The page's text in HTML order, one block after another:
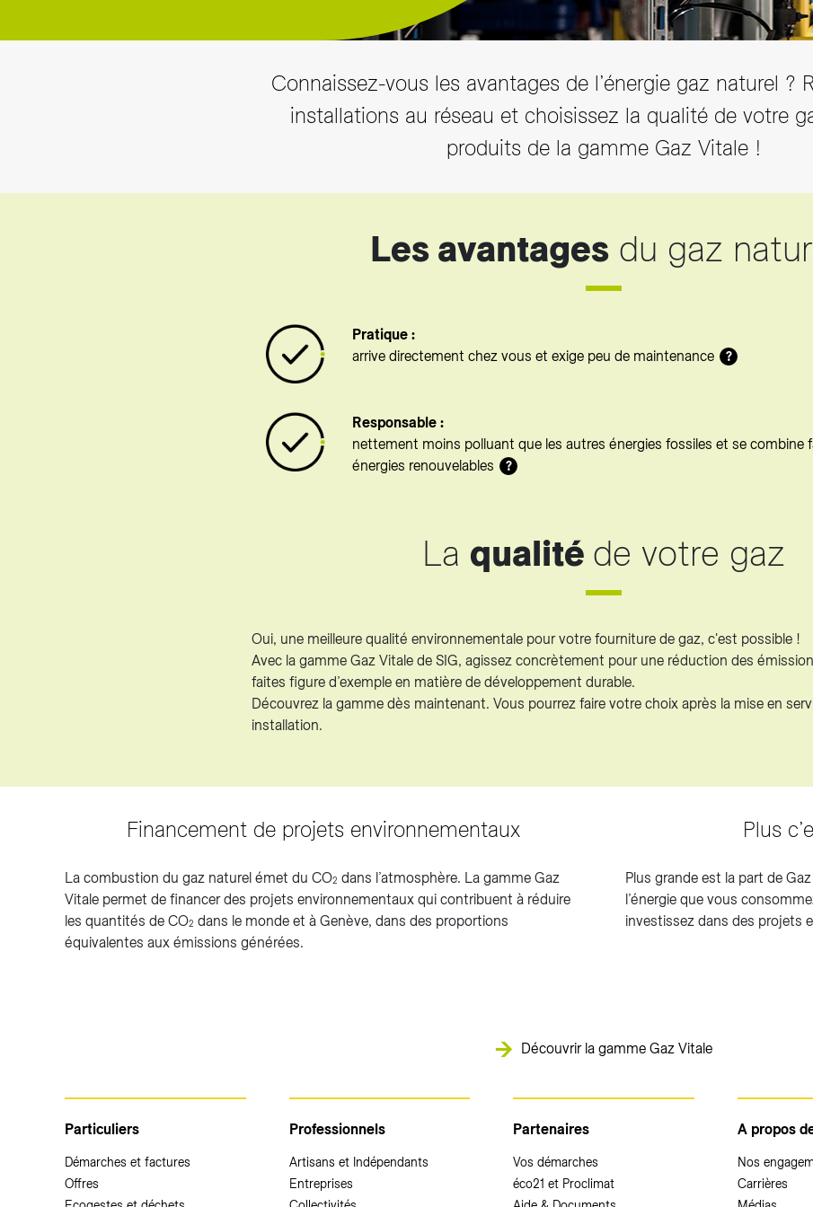
Connaissez-vous les avantages de l’énergie gaz naturel ?
installations au réseau et choisissez la qualité de votre
produits de la gamme Gaz Vitale !
Les avantagesdu gaz
Pratique :
arrive directement chez vous et exige peu de maintenance
?
Responsable :
nettement moins polluant que les autres énergies fossiles et se combine
énergies renouvelables
?
La qualité de votre gaz
Oui, une meilleure qualité environnementale pour votre fourniture de gaz, c'est possible !
Avec la gamme Gaz Vitale de SIG, agissez concrètement pour une réduction des
faites figure d’exemple en matière de développement durable.
Découvrez la gamme dès maintenant. Vous pourrez faire votre choix après la mise en
installation.
Financement de projets environnementaux
La combustion du gaz naturel émet du CO2 dans l’atmosphère. La gamme Gaz
Vitale permet de financer des projets environnementaux qui contribuent à réduire
les quantités de CO2 dans le monde et à Genève, dans des proportions
équivalentes aux émissions générées.
Plus
Plus grande est la part de
l’énergie que vous
investissez dans des projets
Découvrir la gamme Gaz Vitale
Particuliers
Démarches et factures
Offres
Professionnels
Artisans et Indépendants
Entreprises
Partenaires
Vos démarches
éco21 et Proclimat
A propos
Nos
Carrières